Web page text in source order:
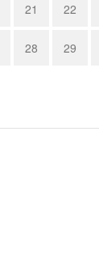
21 22
28 29